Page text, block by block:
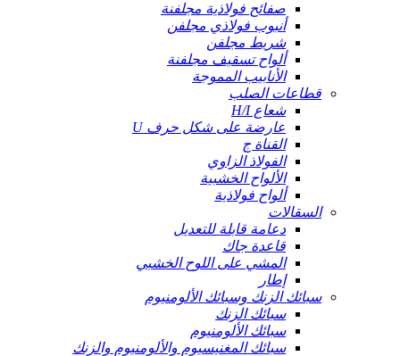
صفائح فولاذية مجلفنة
أنبوب فولاذي مجلفن
شريط مجلفن
ألواح تسقيف مجلفنة
الأنابيب المموجة
قطاعات الصلب
شعاع H/I
عارضة على شكل حرف U
القناة ج
الفولاذ الزاوي
الألواح الخشبية
ألواح فولاذية
السقالات
دعامة قابلة للتعديل
قاعدة جاك
المشي على اللوح الخشبي
إطار
سبائك الزنك وسبائك الألومنيوم
سبائك الزنك
سبائك الألومنيوم
سبائك المغنيسيوم والألومنيوم والزنك